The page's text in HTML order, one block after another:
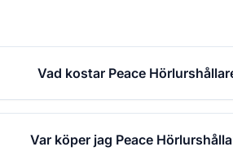
Vad kostar Peace
Var köper jag Peace